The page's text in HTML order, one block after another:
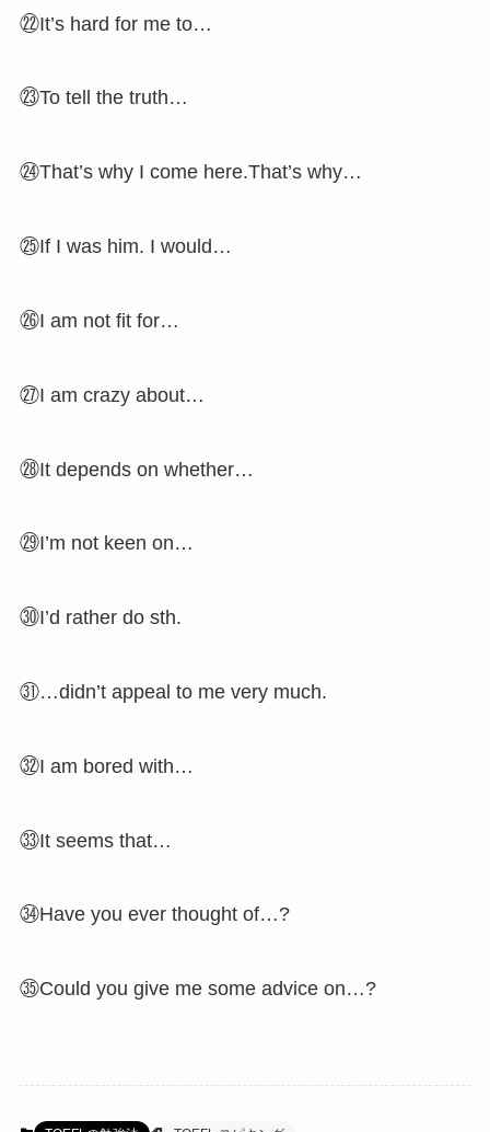
㉒It’s hard for me to…
㉓To tell the truth…
㉔That’s why I come here.That’s why…
㉕If I was him. I would…
㉖I am not fit for…
㉗I am crazy about…
㉘It depends on whether…
㉙I’m not keen on…
㉚I’d rather do sth.
㉛…didn’t appeal to me very much.
㉜I am bored with…
㉝It seems that…
㉞Have you ever thought of…?
㉟Could you give me some advice on…?